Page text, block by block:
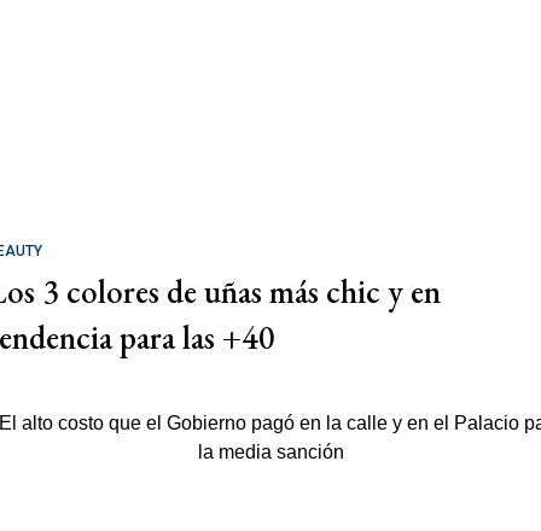
3 colores de uñas más chic y en
para las +40